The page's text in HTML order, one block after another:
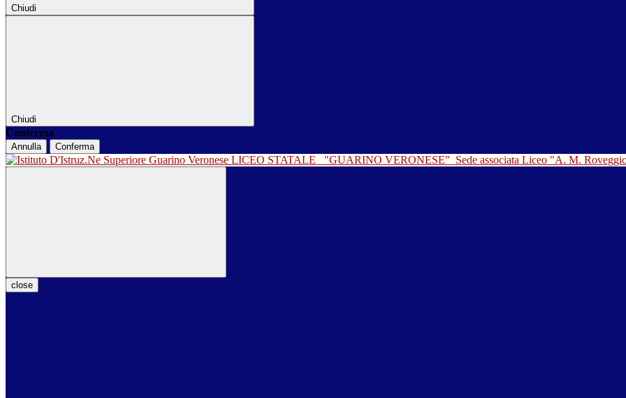
Chiudi
Chiudi
Conferma
Annulla Conferma
LICEO STATALE "GUARINO VERONESE" Sede associata Liceo "A. M.
close